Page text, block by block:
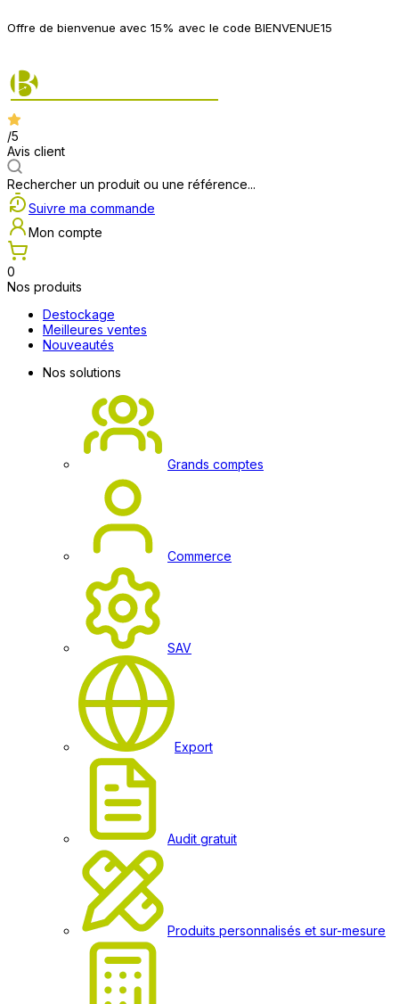
Offre de bienvenue avec 15% avec le code BIENVENUE15
/5
Avis client
Rechercher un produit ou une référence...
Suivre ma commande
Mon compte
0
Nos produits
Destockage
Meilleures ventes
Nouveautés
Nos solutions
Grands comptes
Commerce
SAV
Export
Audit gratuit
Produits personnalisés et sur-mesure